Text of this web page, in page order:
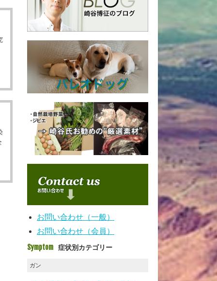
お問い合わせ（一般）
お問い合わせ（会員）
Symptom 症状別カテゴリー
ガン